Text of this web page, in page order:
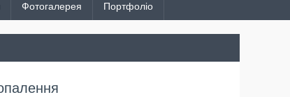
Фотогалерея Портфоліо